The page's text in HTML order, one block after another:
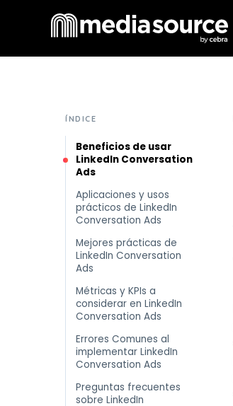
ÍNDICE
Beneficios de usar
LinkedIn Conversation
Ads
Aplicaciones y usos
prácticos de LinkedIn
Conversation Ads
Mejores prácticas de
LinkedIn Conversation
Ads
Métricas y KPIs a
considerar en LinkedIn
Conversation Ads
Errores Comunes al
implementar LinkedIn
Conversation Ads
Preguntas frecuentes
sobre LinkedIn